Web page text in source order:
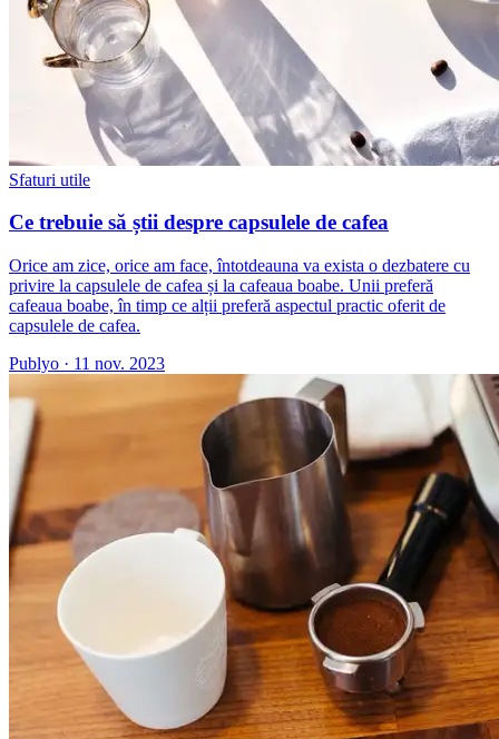
Sfaturi utile
Ce trebuie să știi despre capsulele de cafea
Orice am zice, orice am face, întotdeauna va exista o dezbatere cu
privire la capsulele de cafea și la cafeaua boabe. Unii preferă
cafeaua boabe, în timp ce alții preferă aspectul practic oferit de
capsulele de cafea.
Publyo · 11 nov. 2023